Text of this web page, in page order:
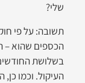
שלי?
תשובה: על פי
הכספים שהוא –
העיקול. וכמו